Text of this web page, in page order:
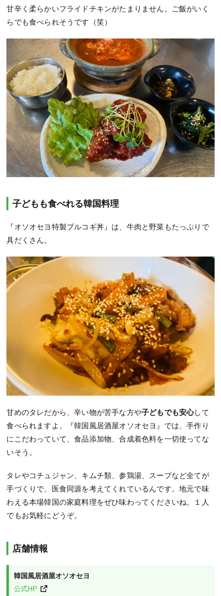
甘辛く柔らかいフライドチキンがたまりません。ご飯がいく
らでも食べられそうです（笑）
子どもも食べれる韓国料理
『オソオセヨ特製プルコギ丼』は、牛肉と野菜もたっぷりで
具だくさん。
甘めのタレだから、辛い物が苦手な方や子どもでも安心して
食べられますよ。『韓国風居酒屋オソオセヨ』では、手作り
にこだわっていて、食品添加物、合成着色料を一切使ってな
いそう。
タレやコチュジャン、キムチ類、参鶏湯、スープなど全てが
手づくりで、医食同源を考えてくれているんです。地元で味
わえる本場韓国の家庭料理をぜひ味わってくださいね。１人
でもお気軽にどうぞ。
店舗情報
韓国風居酒屋オソオセヨ
公式HP